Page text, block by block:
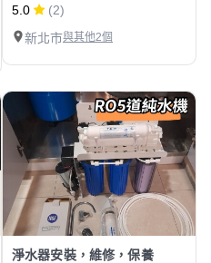
5.0
(2)
新北市與其他2個
淨水器安裝，維修，保養